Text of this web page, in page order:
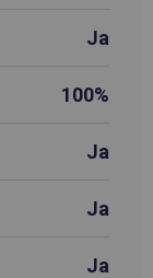
Ja
100%
Ja
Ja
Ja